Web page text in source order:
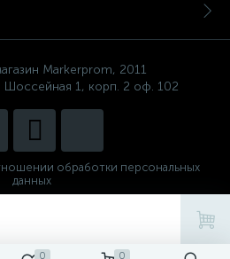
0 0
Markerprom, 2011
Шоссейная 1, корп. 2 оф. 102
обработки персональных
данных